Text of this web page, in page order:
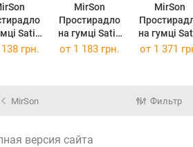
Satin
Pro 10-
MirSon
Простирадло
на гумці Satin
Light Pro 10-
MirSon
на гумці Satin
Light Pro
грн. от 1 183 грн. от 1 371
MirSon Фильтр
версия сайта